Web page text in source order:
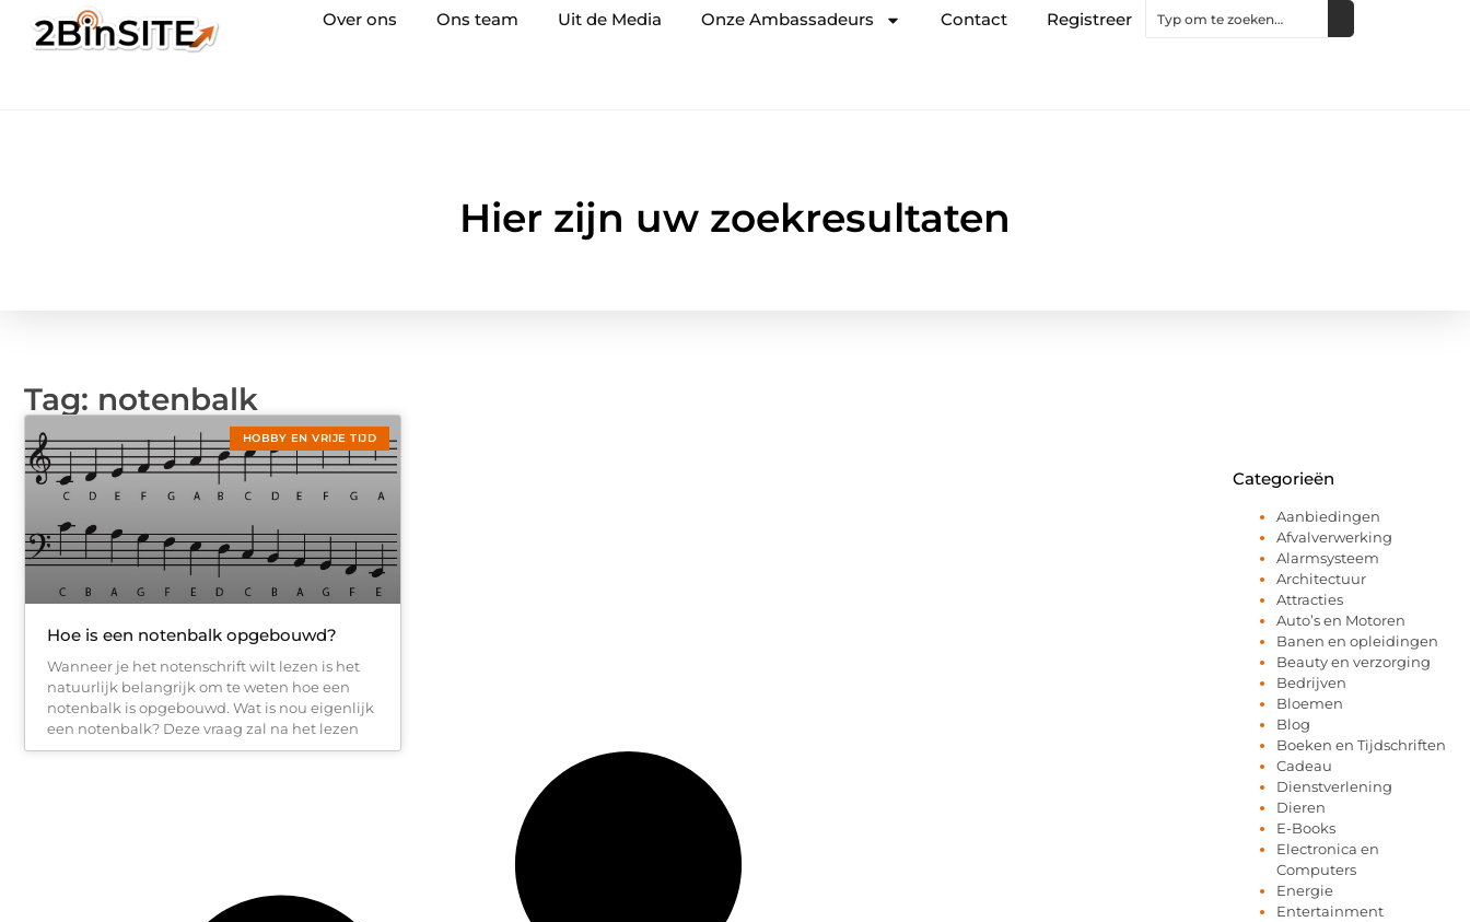
Over ons Ons team Uit de Media Onze Ambassadeurs Contact Registreer
Hier zijn uw zoekresultaten
Tag: notenbalk
HOBBY EN VRIJE TIJD
Hoe is een notenbalk opgebouwd?
Wanneer je het notenschrift wilt lezen is het
natuurlijk belangrijk om te weten hoe een
notenbalk is opgebouwd. Wat is nou eigenlijk
een notenbalk? Deze vraag zal na het lezen
Categorieën
Aanbiedingen
Afvalverwerking
Alarmsysteem
Architectuur
Attracties
Auto’s en Motoren
Banen en opleidingen
Beauty en verzorging
Bedrijven
Bloemen
Blog
Boeken en Tijdschriften
Cadeau
Dienstverlening
Dieren
E-Books
Electronica en
Computers
Energie
Entertainment